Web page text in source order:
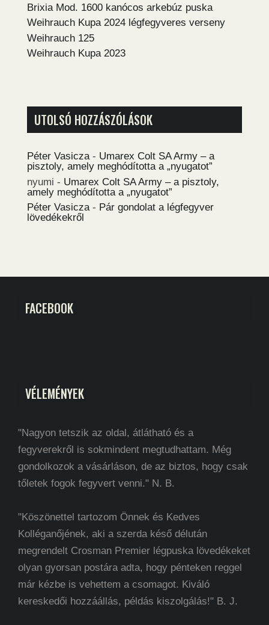
Brixia Mod. 1600 kanócos arkebúz puska
Weihrauch Kupa 2024 légfegyveres verseny
Weihrauch 125
Weihrauch Kupa 2023
UTOLSÓ HOZZÁSZÓLÁSOK
Péter Vasicza- Umarex Colt SA Army – a
pisztoly, amely meghódította a „nyugatot”
nyumi - Umarex Colt SA Army – a pisztoly,
amely meghódította a „nyugatot”
Péter Vasicza- Pár gondolat a légfegyver
lövedékekről
FACEBOOK
VÉLEMÉNYEK
"Nagyon tetszik az oldal, átlátható és a
fegyverekről is sokmindent megtudhattam. Még
gondolkozok a vásárláson, de az biztos, hogy csak
tőletek fogok fegyvert venni." N. B.
"Köszönettel tartozom Önnek és Kedves
Kolléganőjének, aki a szerda késő délután
megrendelt Crosman Premier légpuska lövedékeket
olyan gyorsan postára adta, hogy pénteken reggel
már kézbe is vehettem a csomagot. Kiváló
kereskedői hozzáállás, példás kiszolgálás!" B. J.